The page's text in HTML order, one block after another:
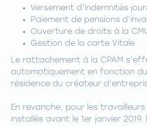
Versement d’indemnités
Paiement de pensions
Ouverture de droits à la
Gestion de la carte Vitale
Le rattachement à la CPAM
automatiquement en fonction
résidence du créateur
En revanche, pour les
installés avant le 1er janvier